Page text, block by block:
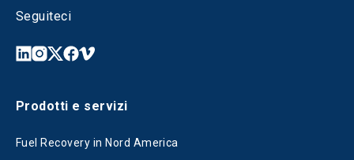
Seguiteci
Prodotti e servizi
Fuel Recovery in Nord America